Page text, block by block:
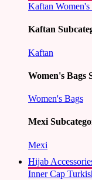
Kaftan Women's
Kaftan
Kaftan
Women's Bags
Women's Bags
Mexi
Mexi
Hijab
Inner Cap